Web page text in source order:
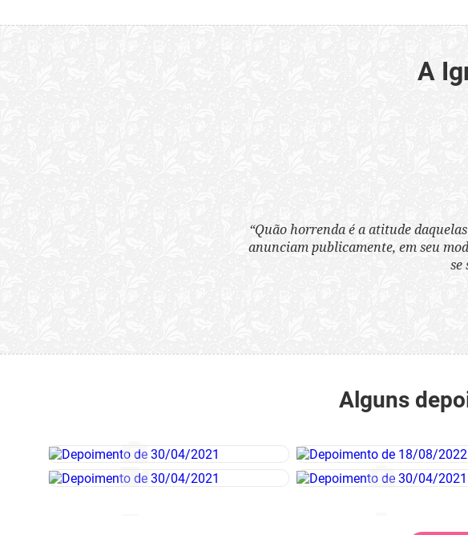
A
“Quão horrenda é a atitude
anunciam publicamente, em seu
se
Alguns